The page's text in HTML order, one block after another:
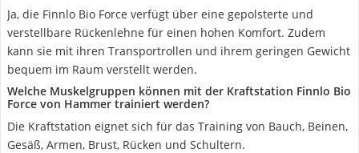
Ja, die Finnlo Bio Force verfügt über eine gepolsterte und
verstellbare Rückenlehne für einen hohen Komfort. Zudem
kann sie mit ihren Transportrollen und ihrem geringen Gewicht
bequem im Raum verstellt werden.
Welche Muskelgruppen können mit der Kraftstation Finnlo Bio
Force von Hammer trainiert werden?
Die Kraftstation eignet sich für das Training von Bauch, Beinen,
Gesäß, Armen, Brust, Rücken und Schultern.